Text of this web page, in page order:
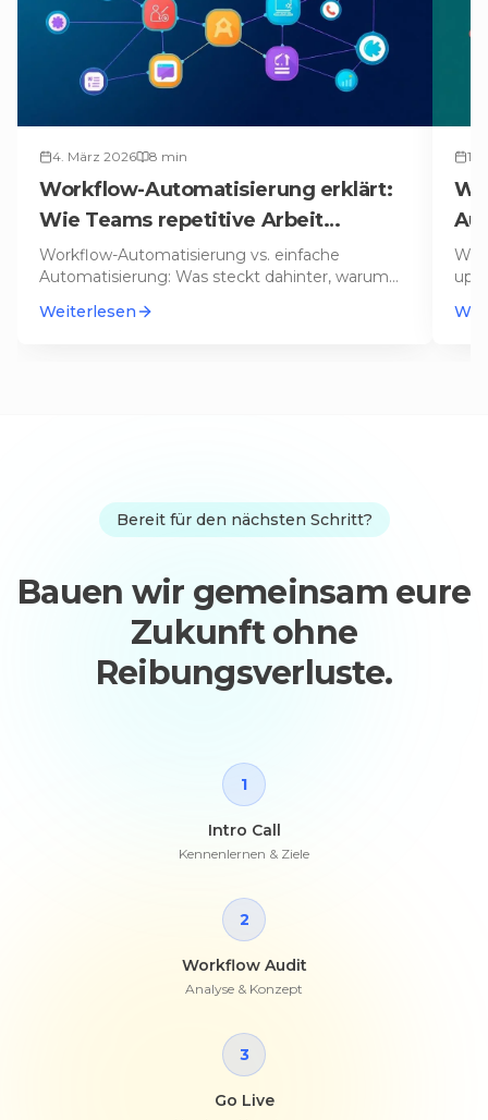
4. März 2026 8 min
Workflow-Automatisierung erklärt:
Wie Teams repetitive Arbeit
eliminieren
Workflow-Automatisierung vs. einfache
Automatisierung: Was steckt dahinter, warum
Weiterlesen
ups
Bereit für den nächsten Schritt?
Bauen wir gemeinsam eure
Zukunft ohne
Reibungsverluste.
1
Intro Call
Kennenlernen & Ziele
2
Workflow Audit
Analyse & Konzept
3
Go Live